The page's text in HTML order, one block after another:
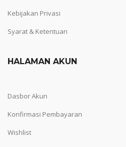
Kebijakan Privasi
Syarat & Ketentuan
HALAMAN AKUN
Dasbor Akun
Konfirmasi Pembayaran
Wishlist